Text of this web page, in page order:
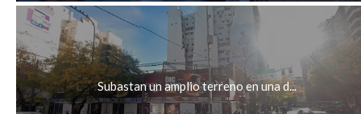
Subastan un amplio terreno en una d...